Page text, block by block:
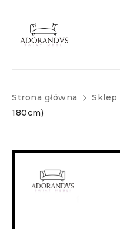
Strona główna Sklep
180cm)